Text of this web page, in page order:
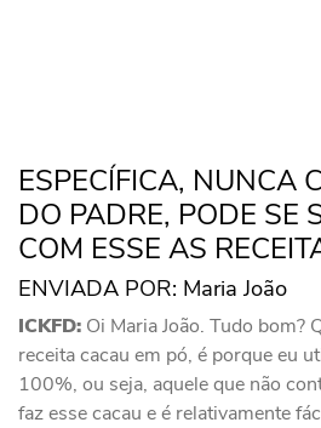
ESPECÍFICA, NUNCA
DO PADRE, PODE SE
COM ESSE AS
ENVIADA POR: Maria João
ICKFD: Oi Maria João. Tudo bom?
receita cacau em pó, é porque eu
100%, ou seja, aquele que não
faz esse cacau e é relativamente